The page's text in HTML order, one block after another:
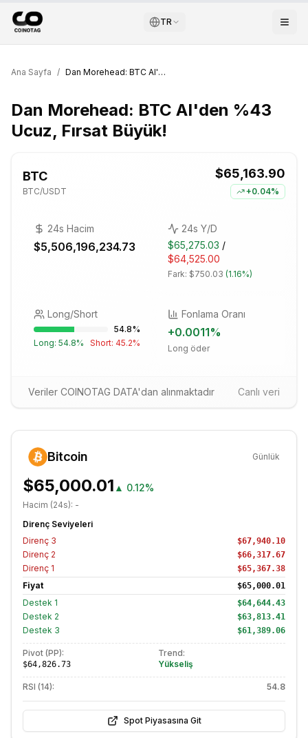
TR
Ana Sayfa / Dan Morehead: BTC AI'den %43 Ucuz, Fırsat Büyük!
Dan Morehead: BTC AI'den %43
Ucuz, Fırsat Büyük!
BTC
BTC/USDT
$65,163.90
+0.04%
24s Hacim
$5,506,196,234.73
24s Y/D
$65,275.03 /
$64,525.00
Fark: $750.03 (1.16%)
Long/Short
54.8%
Long: 54.8% Short: 45.2%
Fonlama Oranı
+0.0011%
Long öder
Veriler COINOTAG DATA'dan alınmaktadır Canlı veri
Bitcoin Günlük
$65,000.01 ▲ 0.12%
Hacim (24s): -
Direnç Seviyeleri
Direnç 3 $67,940.10
Direnç 2 $66,317.67
Direnç 1 $65,367.38
Fiyat $65,000.01
Destek 1 $64,644.43
Destek 2 $63,813.41
Destek 3 $61,389.06
Pivot (PP):
$64,826.73
Trend:
Yükseliş
RSI (14): 54.8
Spot Piyasasına Git